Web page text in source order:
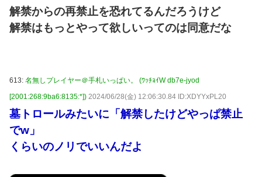
解禁からの再禁止を恐れてるんだろうけど
解禁はもっとやって欲しいってのは同意だな
613: 名無しプレイヤー＠手札いっぱい。 (ﾜｯﾁｮｲW db7e-jyod
[2001:268:9ba6:8135:*]) 2024/06/28(金) 12:06:30.84 ID:XDYYxPL20
墓トロールみたいに「解禁したけどやっぱ禁止
でw」
くらいのノリでいいんだよ